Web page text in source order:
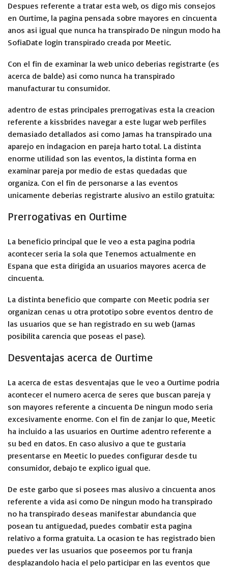
Despues referente a tratar esta web, os digo mis consejos
en Ourtime, la pagina pensada sobre mayores en cincuenta
anos asi igual que nunca ha transpirado De ningun modo ha
SofiaDate login transpirado creada por Meetic.
Con el fin de examinar la web unico deberias registrarte (es
acerca de balde) asi­ como nunca ha transpirado
manufacturar tu consumidor.
adentro de estas principales prerrogativas esta la creacion
referente a kissbrides navegar a este lugar web perfiles
demasiado detallados asi como Jamas ha transpirado una
aparejo en indagacion en pareja harto total. La distinta
enorme utilidad son las eventos, la distinta forma en
examinar pareja por medio de estas quedadas que
organiza. Con el fin de personarse a las eventos
unicamente deberias registrarte alusivo an estilo gratuita:
Prerrogativas en Ourtime
La beneficio principal que le veo a esta pagina podria
acontecer seria la sola que Tenemos actualmente en
Espana que esta dirigida an usuarios mayores acerca de
cincuenta.
La distinta beneficio que comparte con Meetic podria ser
organizan cenas u otra prototipo sobre eventos dentro de
las usuarios que se han registrado en su web (Jamas
posibilita carencia que poseas el pase).
Desventajas acerca de Ourtime
La acerca de estas desventajas que le veo a Ourtime podria
acontecer el numero acerca de seres que buscan pareja y
son mayores referente a cincuenta De ningun modo seria
excesivamente enorme. Con el fin de zanjar lo que, Meetic
ha incluido a las usuarios en Ourtime adentro referente a
su bed en datos. En caso alusivo a que te gustaria
presentarse en Meetic lo puedes configurar desde tu
consumidor, debajo te explico igual que.
De este garbo que si posees mas alusivo a cincuenta anos
referente a vida asi­ como De ningun modo ha transpirado
no ha transpirado deseas manifestar abundancia que
posean tu antiguedad, puedes combatir esta pagina
relativo a forma gratuita. La ocasion te has registrado bien
puedes ver las usuarios que poseemos por tu franja
desplazandolo hacia el pelo participar en las eventos que